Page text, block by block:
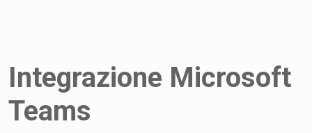
Integrazione Microsoft
Teams